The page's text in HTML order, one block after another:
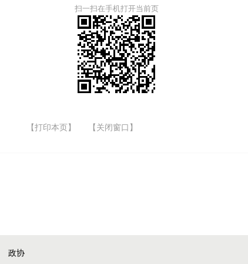
扫一扫在手机打开当前页
【打印本页】 【关闭窗口】
政协